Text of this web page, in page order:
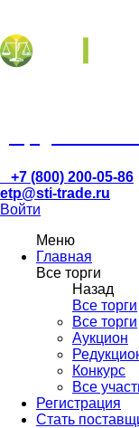
+7 (800) 200-05-86
etp@sti-trade.ru
Войти
Меню
Главная
Все торги
Назад
Все торги
Все торги
Аукцион
Конкурс
Все
Регистрация
Стать